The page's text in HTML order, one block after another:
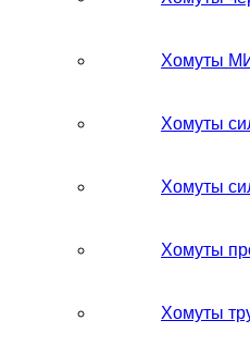
Хомуты
Хомуты
Хомуты
Хомуты
Хомуты